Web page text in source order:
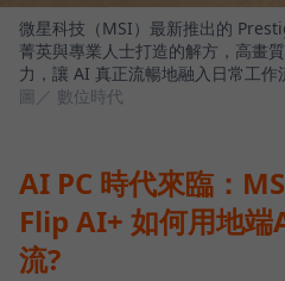
微星科技（MSI）最新推出的
菁英與專業人士打造的解方，高畫
力，讓 AI 真正流暢地融入日常工作
圖／ 數位時代
AI PC 時代來臨：
Flip AI+ 如何用地
流?